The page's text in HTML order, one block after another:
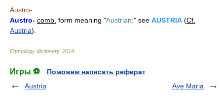
Austro-
Austro- comb. form meaning "Austrian;" see AUSTRIA (Cf.
Austria).
Etymology dictionary. 2014
Игры ⚽
Поможем написать реферат
Austria
Ave Maria